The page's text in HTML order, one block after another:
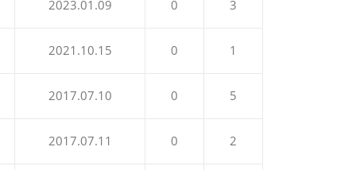
2023.01.09 0 3
2021.10.15 0 1
2017.07.10 0 5
2017.07.11 0 2